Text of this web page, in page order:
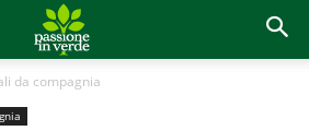
da compagnia